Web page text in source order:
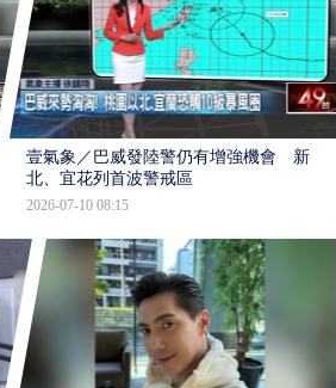
壹氣象／巴威發陸警仍有增強機會 新
北、宜花列首波警戒區
2026-07-10 08:15